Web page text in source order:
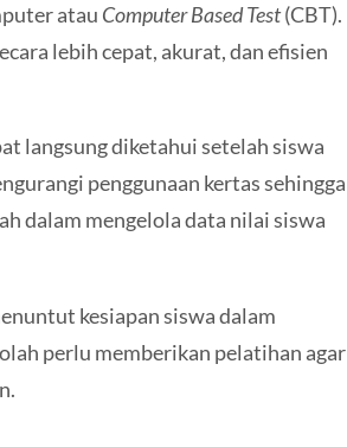
atau Computer Based Test(CBT).
lebih cepat, akurat, dan efisien
langsung diketahui setelah siswa
penggunaan kertas sehingga
dalam mengelola data nilai siswa
kesiapan siswa dalam
perlu memberikan pelatihan agar